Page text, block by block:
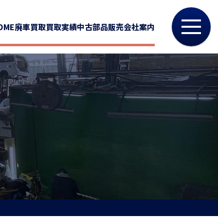
廃車買取買取実績中古部品販売会社案内